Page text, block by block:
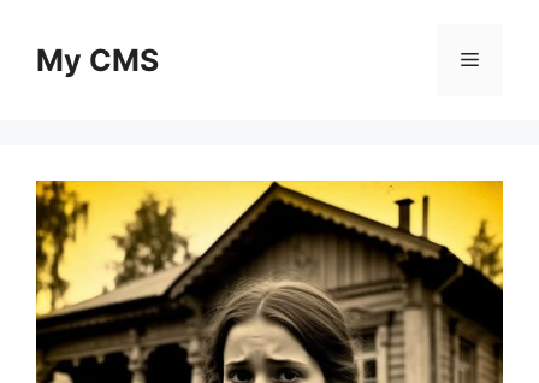
contentMy CMS Menu